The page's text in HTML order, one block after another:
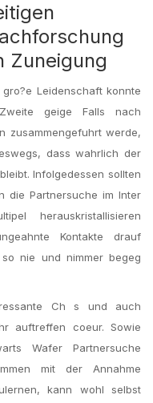
Zuneigung
Leidenschaft konnte
geige Falls nach
zusammengefuhrt werde,
dass wahrlich der
Infolgedessen sollten
die Partnersuche im Inter
herauskristallisieren
Kontakte drauf
nie und nimmer begeg
Ch s und auch
auftreffen coeur. Sowie
Wafer Partnersuche
mit der Annahme
kann wohl selbst